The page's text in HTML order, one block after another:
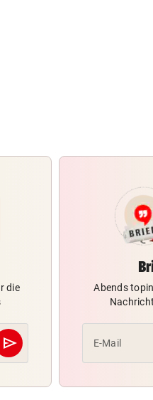
die
send
Abschicken
Abends
E-Mail